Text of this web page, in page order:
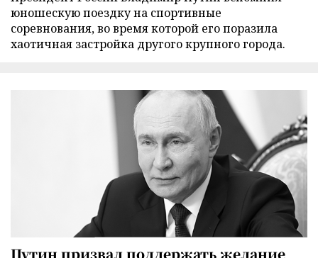
юношескую поездку на спортивные
соревнования, во время которой его поразила
хаотичная застройка другого крупного города.
Путин призвал поддержать желание